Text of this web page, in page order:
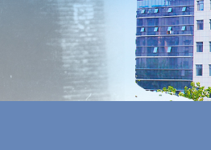
公告
数字院报